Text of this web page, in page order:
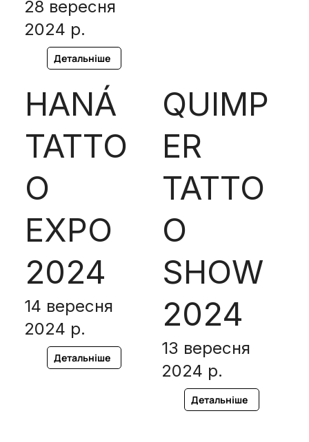
28 вересня
2024 р.
Детальніше
HANÁ
TATTO
O
EXPO
2024
14 вересня
2024 р.
Детальніше
QUIMP
ER
TATTO
O
SHOW
2024
13 вересня
2024 р.
Детальніше